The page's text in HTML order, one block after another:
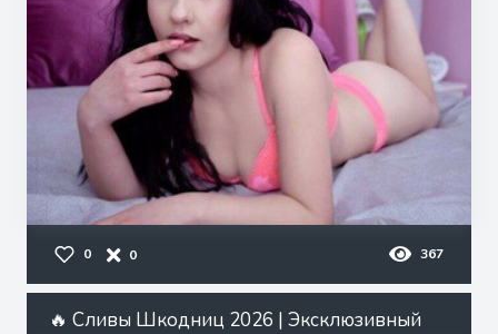
0 0 367
🔥 Сливы Шкодниц 2026 | Эксклюзивный